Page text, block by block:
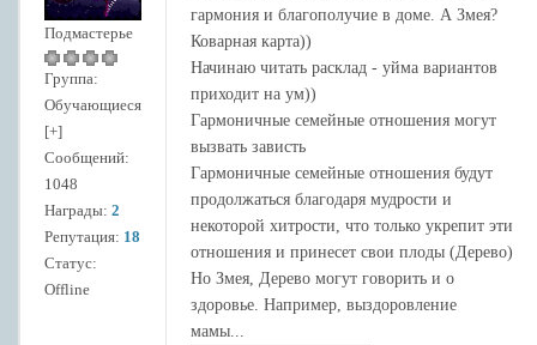
Подмастерье
Группа:
Обучающиеся
[+]
Сообщений:
1048
Награды: 2
Репутация: 18
Статус:
Offline
гармония и благополучие в доме. А Змея?
Коварная карта))
Начинаю читать расклад - уйма вариантов
приходит на ум))
Гармоничные семейные отношения могут
вызвать зависть
Гармоничные семейные отношения будут
продолжаться благодаря мудрости и
некоторой хитрости, что только укрепит эти
отношения и принесет свои плоды (Дерево)
Но Змея, Дерево могут говорить и о
здоровье. Например, выздоровление
мамы...